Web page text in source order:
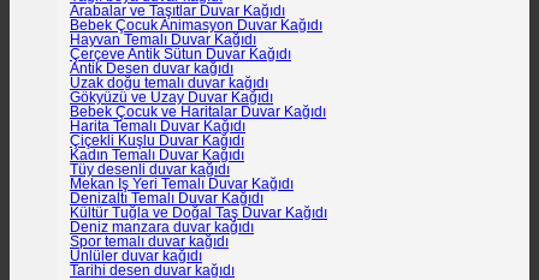
Arabalar ve Taşıtlar Duvar Kağıdı
Bebek Çocuk Animasyon Duvar Kağıdı
Hayvan Temalı Duvar Kağıdı
Çerçeve Antik Sütun Duvar Kağıdı
Antik Desen duvar kağıdı
Uzak doğu temalı duvar kağıdı
Gökyüzü ve Uzay Duvar Kağıdı
Bebek Çocuk ve Haritalar Duvar Kağıdı
Harita Temalı Duvar Kağıdı
Çiçekli Kuşlu Duvar Kağıdı
Kadın Temalı Duvar Kağıdı
Tüy desenli duvar kağıdı
Mekan İş Yeri Temalı Duvar Kağıdı
Denizaltı Temalı Duvar Kağıdı
Kültür Tuğla ve Doğal Taş Duvar Kağıdı
Deniz manzara duvar kağıdı
Spor temalı duvar kağıdı
Ünlüler duvar kağıdı
Tarihi desen duvar kağıdı